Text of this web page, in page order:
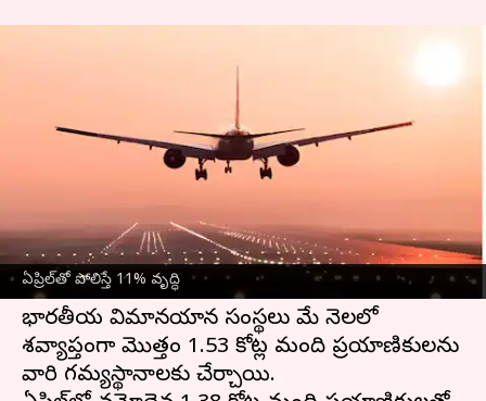
ఏప్రిల్‌తో పోలిస్తే 11% వృద్ధి
విమాన ప్రయాణికులు 1.53 కోట్లకు
చేరిక.. ఏప్రిల్‌తో పోలిస్తే 11% వృద్ధి
Jul 08, 2026 11:47 am
ఈ వార్తాకథనం ఏంటి
దేశీయ విమాన ప్రయాణానికి మే నెలలో మంచి ఊపు
కనిపించింది.
భారతీయ విమానయాన సంస్థలు మే నెలలో
దేశవ్యాప్తంగా మొత్తం 1.53 కోట్ల మంది ప్రయాణికులను
వారి గమ్యస్థానాలకు చేర్చాయి.